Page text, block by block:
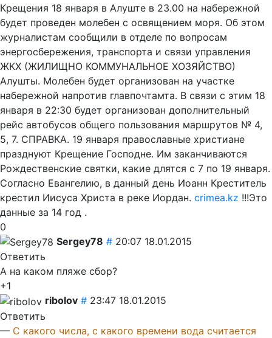
Крещения 18 января в Алуште в 23.00 на набережной
будет проведен молебен с освящением моря. Об этом
журналистам сообщили в отделе по вопросам
энергосбережения, транспорта и связи управления
ЖКХ (ЖИЛИЩНО КОММУНАЛЬНОЕ ХОЗЯЙСТВО)
Алушты. Молебен будет организован на участке
набережной напротив главпочтамта. В связи с этим 18
января в 22:30 будет организован дополнительный
рейс автобусов общего пользования маршрутов № 4,
5, 7. СПРАВКА. 19 января православные христиане
празднуют Крещение Господне. Им заканчиваются
Рождественские святки, какие длятся с 7 по 19 января.
Согласно Евангелию, в данный день Иоанн Креститель
крестил Иисуса Христа в реке Иордан. crimea.kz !!!Это
данные за 14 год .
0
Sergey78 # 20:07 18.01.2015
Ответить
А на каком пляже сбор?
+1
ribolov # 23:47 18.01.2015
Ответить
— С какого числа, с какого времени вода считается